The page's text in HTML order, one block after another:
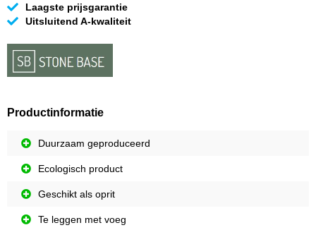
Laagste prijsgarantie
Uitsluitend A-kwaliteit
Productinformatie
Duurzaam geproduceerd
Ecologisch product
Geschikt als oprit
Te leggen met voeg